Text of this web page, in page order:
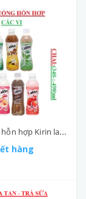
Thức uống hỗn hợp Kirin latte chai (340-:-490)ml
hàng